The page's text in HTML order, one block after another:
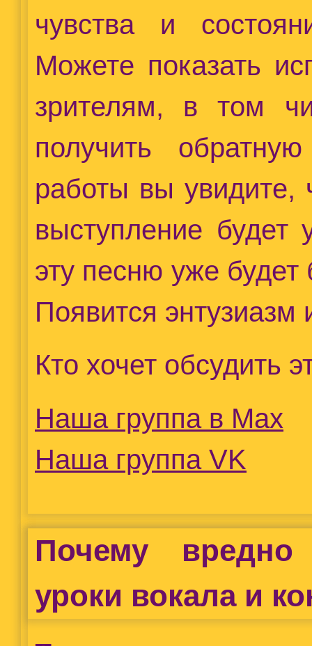
чувства и
Можете показать
зрителям, в том
получить
работы вы увидите,
выступление
эту песню уже
Появится энтузиазм
Кто хочет обсудить
Наша группа в Max
Наша группа VK
Почему вредно
уроки вокала и